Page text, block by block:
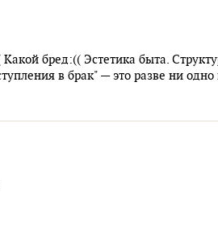
бред:(( Эстетика быта.
в брак" — это разве ни одно